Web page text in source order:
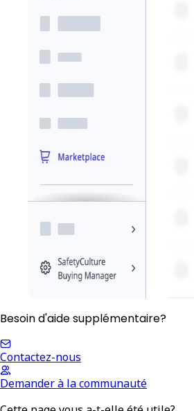
Besoin d'aide supplémentaire?
Contactez-nous
Demander à la communauté